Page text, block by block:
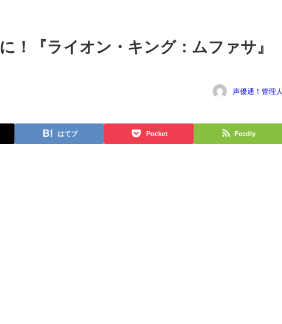
！『ライオン・キング：ムファサ』
声優通！管理人
はてブ Pocket Feedly